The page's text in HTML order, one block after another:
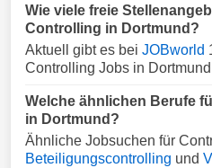
Wie viele freie
Controlling in Dortmund?
Aktuell gibt es bei JOBworld
Controlling Jobs in
Welche ähnlichen Berufe
in Dortmund?
Ähnliche Jobsuchen für
Beteiligungscontrolling und